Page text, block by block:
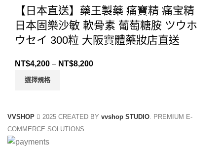
【日本直送】藥王製藥 痛寶精 痛宝精
日本固樂沙敏 軟骨素 葡萄糖胺 ツウホ
ウセイ 300粒 大阪實體藥妝店直送
NT$4,200 – NT$8,200
選擇規格
VVSHOP 2025 CREATED BY vvshop STUDIO. PREMIUM E-
COMMERCE SOLUTIONS.